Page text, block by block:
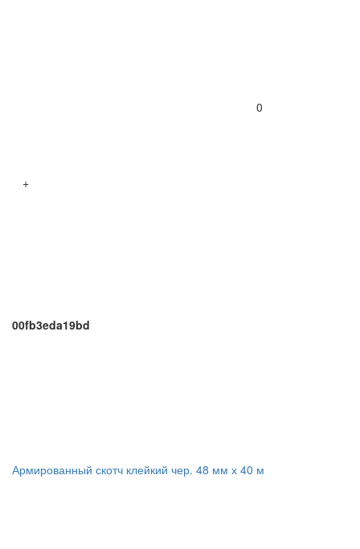
0
+
00fb3eda19bd
Армированный скотч клейкий чер. 48 мм х 40 м